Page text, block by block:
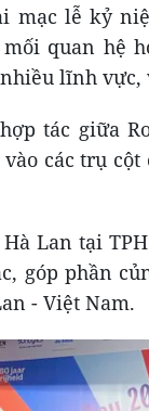
mạc lễ kỷ
quan hệ
lĩnh vực,
tác giữa
các trụ
Lan tại
góp phần
- Việt Nam.